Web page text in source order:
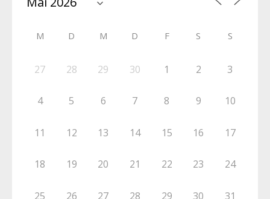
M D M D F S S
27 28 29 30 1 2 3
4 5 6 7 8 9 10
11 12 13 14 15 16 17
18 19 20 21 22 23 24
25 26 27 28 29 30 31